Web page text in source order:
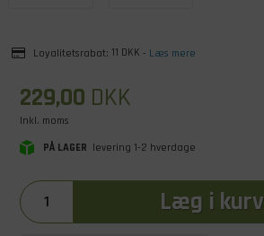
Loyalitetsrabat: 11 DKK - Læs mere
229,00 DKK
Inkl. moms
PÅ LAGER levering 1-2 hverdage
Læg i kurv